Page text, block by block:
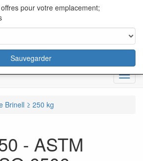
Menu
Brinell ≥ 250 kg
- ASTM
pour votre emplacement;
Sauvegarder